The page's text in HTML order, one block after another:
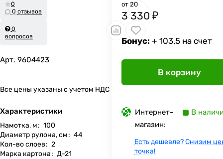
0
0 отзывов
0
вопросов
Арт. 9604423
Все цены указаны с учетом НДС
Характеристики
Намотка, м: 100
Диаметр рулона, cм: 44
Кол-во слоев: 2
Марка картона: Д-21
от 20
3 330 ₽
Бонус: + 103.5 на счет
В корзину
Интернет-
магазин:
В
Есть дешевле? Снизим
точка!